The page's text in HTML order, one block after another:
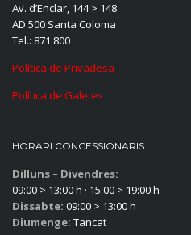
Av. d’Enclar, 144 > 148
AD 500 Santa Coloma
Tel.: 871 800
Política de Privadesa
Política de Galetes
HORARI CONCESSIONARIS
Dilluns – Divendres:
09:00 > 13:00 h · 15:00 > 19:00 h
Dissabte: 09:00 > 13:00 h
Diumenge: Tancat